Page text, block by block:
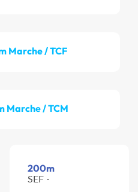
Marche / TCF
Marche / TCM
200m
SEF -